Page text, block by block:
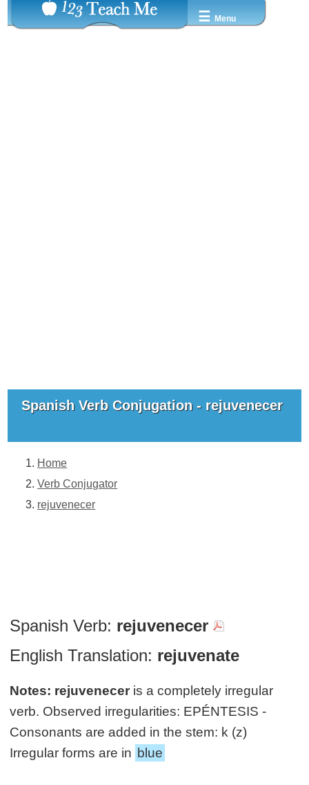
☰ Menu
Spanish Verb Conjugation - rejuvenecer
Home
Verb Conjugator
rejuvenecer
Spanish Verb: rejuvenecer
English Translation: rejuvenate
Notes: rejuvenecer is a completely irregular
verb. Observed irregularities: EPÉNTESIS -
Consonants are added in the stem: k (z)
Irregular forms are in blue